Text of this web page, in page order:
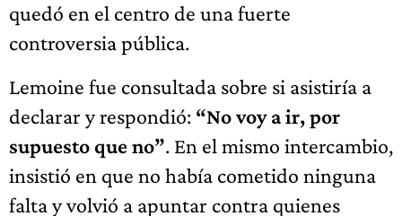
quedó en el centro de una fuerte
controversia pública.
Lemoine fue consultada sobre si asistiría a
declarar y respondió: “No voy a ir, por
supuesto que no”. En el mismo intercambio,
insistió en que no había cometido ninguna
falta y volvió a apuntar contra quienes